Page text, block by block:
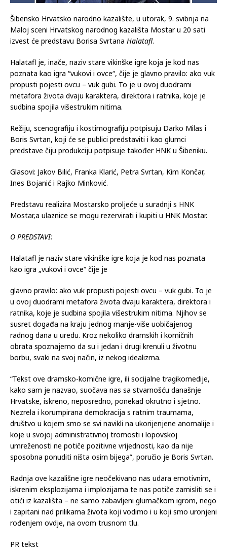
Šibensko Hrvatsko narodno kazalište, u utorak, 9. svibnja na
Maloj sceni Hrvatskog narodnog kazališta Mostar u 20 sati
izvest će predstavu Borisa Svrtana Halatafl.
Halatafl je, inače, naziv stare vikinške igre koja je kod nas
poznata kao igra “vukovi i ovce“, čije je glavno pravilo: ako vuk
propusti pojesti ovcu – vuk gubi. To je u ovoj duodrami
metafora života dvaju karaktera, direktora i ratnika, koje je
sudbina spojila višestrukim nitima.
Režiju, scenografiju i kostimografiju potpisuju Darko Milas i
Boris Svrtan, koji će se publici predstaviti i kao glumci
predstave čiju produkciju potpisuje također HNK u Šibeniku.
Glasovi: Jakov Bilić, Franka Klarić, Petra Svrtan, Kim Končar,
Ines Bojanić i Rajko Minković.
Predstavu realizira Mostarsko proljeće u suradnji s HNK
Mostar,a ulaznice se mogu rezervirati i kupiti u HNK Mostar.
O PREDSTAVI:
Halatafl je naziv stare vikinške igre koja je kod nas poznata
kao igra „vukovi i ovce“ čije je
glavno pravilo: ako vuk propusti pojesti ovcu – vuk gubi. To je
u ovoj duodrami metafora života dvaju karaktera, direktora i
ratnika, koje je sudbina spojila višestrukim nitima. Njihov se
susret događa na kraju jednog manje-više uobičajenog
radnog dana u uredu. Kroz nekoliko dramskih i komičnih
obrata spoznajemo da su i jedan i drugi krenuli u životnu
borbu, svaki na svoj način, iz nekog idealizma.
“Tekst ove dramsko-komične igre, ili socijalne tragikomedije,
kako sam je nazvao, suočava nas sa stvarnošću današnje
Hrvatske, iskreno, neposredno, ponekad okrutno i sjetno.
Nezrela i korumpirana demokracija s ratnim traumama,
društvo u kojem smo se svi navikli na ukorijenjene anomalije i
koje u svojoj administrativnoj tromosti i lopovskoj
umreženosti ne potiče pozitivne vrijednosti, kao da nije
sposobna ponuditi ništa osim bijega”, poručio je Boris Svrtan.
Radnja ove kazališne igre neočekivano nas udara emotivnim,
iskrenim eksplozijama i implozijama te nas potiče zamisliti se i
otići iz kazališta – ne samo zabavljeni glumačkom igrom, nego
i zapitani nad prilikama života koji vodimo i u koji smo uronjeni
rođenjem ovdje, na ovom trusnom tlu.
PR tekst